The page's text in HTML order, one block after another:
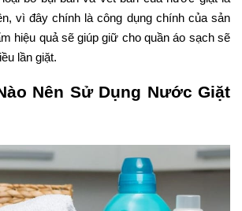
vì đây chính là công dụng chính của sản
hiệu quả sẽ giúp giữ cho quần áo sạch sẽ
lần giặt.
Nên Sử Dụng Nước Giặt